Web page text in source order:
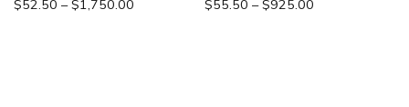
$52.50 – $1,750.00 $55.50 – $925.00